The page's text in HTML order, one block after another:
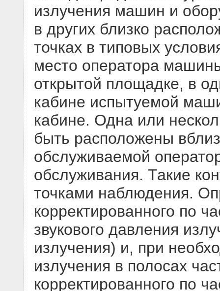
излучения машин и
в других близко
точках в типовых
место оператора
открытой площадке, в
кабине испытуемой
кабине. Одна или
быть расположены
обслуживаемой
обслуживания. Такие
точками наблюдения.
корректированного по
звукового давления
излучения) и, при
излучения в полосах
корректированного по